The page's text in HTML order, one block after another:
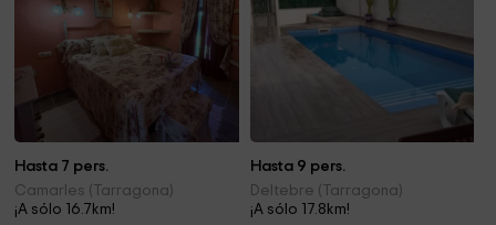
Hasta 7 pers.
Camarles (Tarragona)
¡A sólo 16.7km!
Hasta 9 pers.
Deltebre (Tarragona)
¡A sólo 17.8km!